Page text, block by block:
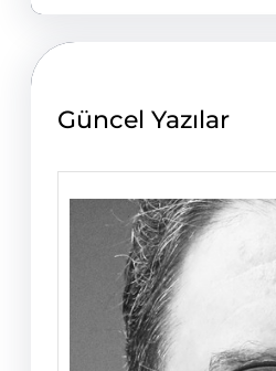
h
Güncel Yazılar